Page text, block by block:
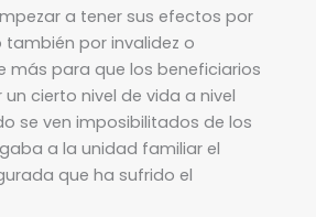
a tener sus efectos por
por invalidez o
más para que los beneficiarios
cierto nivel de vida a nivel
se ven imposibilitados de los
a la unidad familiar el
que ha sufrido el